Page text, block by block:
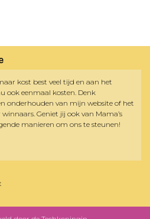
kost best veel tijd en aan het
ook eenmaal kosten. Denk
onderhouden van mijn website of het
Geniet jij ook van Mama’s
manieren om ons te steunen!